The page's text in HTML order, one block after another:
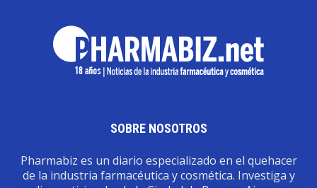
SOBRE NOSOTROS
Pharmabiz es un diario especializado en el quehacer
de la industria farmacéutica y cosmética. Investiga y